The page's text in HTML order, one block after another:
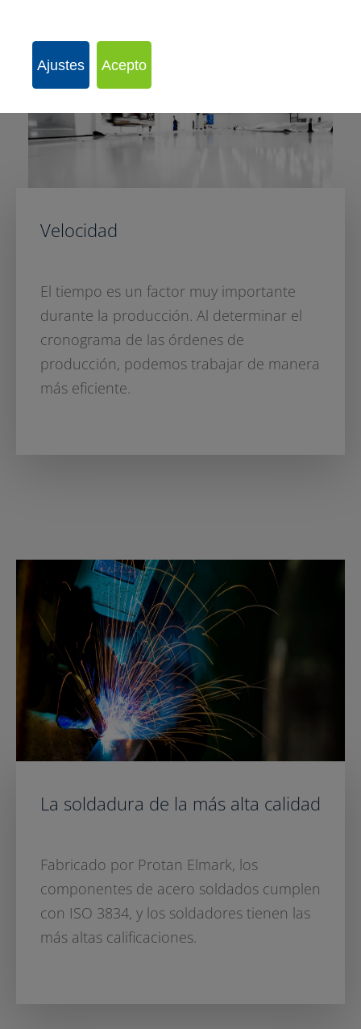
Velocidad
El tiempo es un factor muy importante
durante la producción. Al determinar el
cronograma de las órdenes de
producción, podemos trabajar de manera
más eficiente.
La soldadura de la más alta calidad
Fabricado por Protan Elmark, los
componentes de acero soldados cumplen
con ISO 3834, y los soldadores tienen las
más altas calificaciones.
Ajustes Acepto